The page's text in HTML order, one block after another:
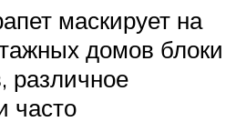
маскирует на
домов блоки
различное
часто